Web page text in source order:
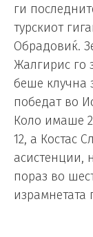
ги
турскиот
Обрадовиќ.
Жалгирис го
беше клучна
победат во
Коло имаше
12, а Костас
асистенции,
пораз во
израмнетата